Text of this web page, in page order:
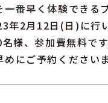
一番早く体験できる
年2月12日(日)に行
様、参加費無料で
にご予約くださいま